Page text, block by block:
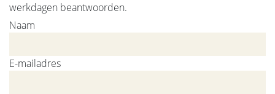
werkdagen beantwoorden.
Naam
E-mailadres